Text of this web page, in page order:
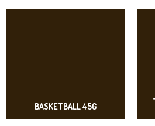
BASKETBALL 45G